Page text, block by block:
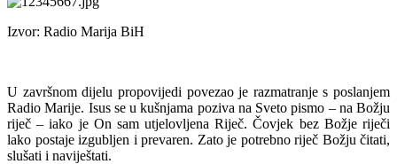
Izvor: Radio Marija BiH
U završnom dijelu propovijedi povezao je razmatranje s poslanjem
Radio Marije. Isus se u kušnjama poziva na Sveto pismo – na Božju
riječ – iako je On sam utjelovljena Riječ. Čovjek bez Božje riječi
lako postaje izgubljen i prevaren. Zato je potrebno riječ Božju čitati,
slušati i naviještati.